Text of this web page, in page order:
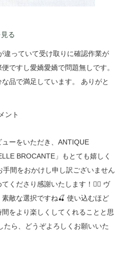
る
違っていて受け取りに確認作業が
ですし愛嬌愛嬌で問題無しです。
品で満足しています。 ありがと
ント
ーをいただき、ANTIQUE
BROCANTE」もとても嬉しく
手間をおかけし申し訳ございません
くださり感謝いたします！🙇‍♀️ ヴ
敵な選択ですね🍒 使い込むほど
をより楽しくしてくれることと思
たら、どうぞよろしくお願いいた